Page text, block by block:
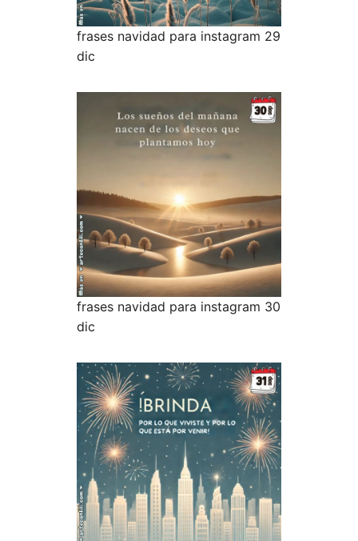
frases navidad para instagram 29
dic
frases navidad para instagram 30
dic